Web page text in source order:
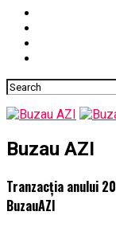
Buzau AZI
Tranzacţia anului
BuzauAZI